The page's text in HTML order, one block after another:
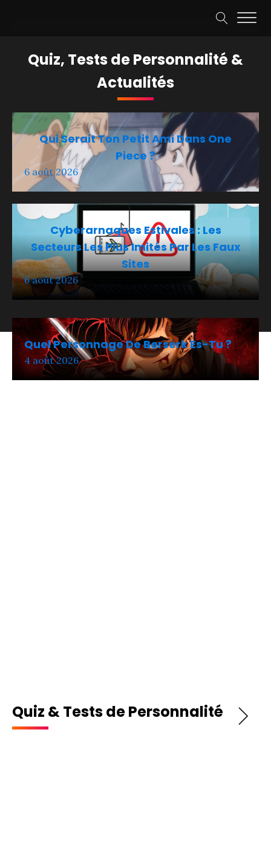
Quiz, Tests de Personnalité &
Actualités
Qui Serait Ton Petit Ami Dans One
Piece ?
6 août 2026
Cyberarnaques Estivales : Les
Secteurs Les Plus Imités Par Les Faux
Sites
6 août 2026
Quel Personnage De Berserk Es-Tu ?
4 août 2026
Quiz & Tests de Personnalité